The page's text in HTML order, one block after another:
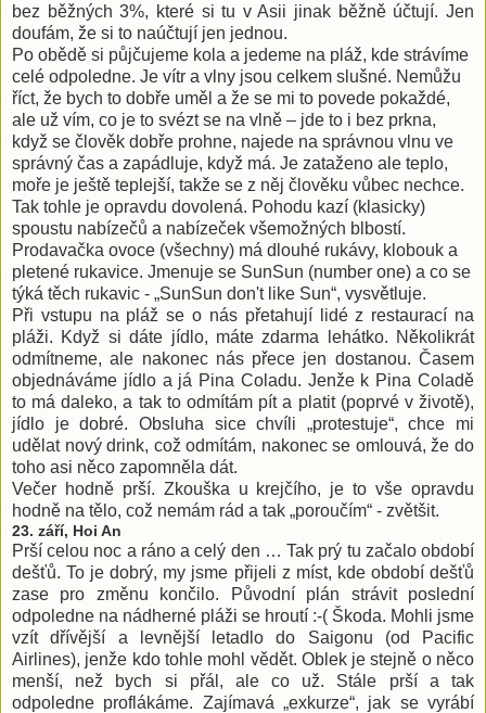
bez běžných 3%, které si tu v Asii jinak běžně účtují. Jen
doufám, že si to naúčtují jen jednou.
Po obědě si půjčujeme kola a jedeme na pláž, kde strávíme
celé odpoledne. Je vítr a vlny jsou celkem slušné. Nemůžu
říct, že bych to dobře uměl a že se mi to povede pokaždé,
ale už vím, co je to svézt se na vlně – jde to i bez prkna,
když se člověk dobře prohne, najede na správnou vlnu ve
správný čas a zapádluje, když má. Je zataženo ale teplo,
moře je ještě teplejší, takže se z něj člověku vůbec nechce.
Tak tohle je opravdu dovolená. Pohodu kazí (klasicky)
spoustu nabízečů a nabízeček všemožných blbostí.
Prodavačka ovoce (všechny) má dlouhé rukávy, klobouk a
pletené rukavice. Jmenuje se SunSun (number one) a co se
týká těch rukavic - „SunSun don't like Sun“, vysvětluje.
Při vstupu na pláž se o nás přetahují lidé z restaurací na
pláži. Když si dáte jídlo, máte zdarma lehátko. Několikrát
odmítneme, ale nakonec nás přece jen dostanou. Časem
objednáváme jídlo a já Pina Coladu. Jenže k Pina Coladě
to má daleko, a tak to odmítám pít a platit (poprvé v životě),
jídlo je dobré. Obsluha sice chvíli „protestuje“, chce mi
udělat nový drink, což odmítám, nakonec se omlouvá, že do
toho asi něco zapomněla dát.
Večer hodně prší. Zkouška u krejčího, je to vše opravdu
hodně na tělo, což nemám rád a tak „poroučím“ - zvětšit.
23. září, Hoi An
Prší celou noc a ráno a celý den … Tak prý tu začalo období
dešťů. To je dobrý, my jsme přijeli z míst, kde období dešťů
zase pro změnu končilo. Původní plán strávit poslední
odpoledne na nádherné pláži se hroutí :-( Škoda. Mohli jsme
vzít dřívější a levnější letadlo do Saigonu (od Pacific
Airlines), jenže kdo tohle mohl vědět. Oblek je stejně o něco
menší, než bych si přál, ale co už. Stále prší a tak
odpoledne proflákáme. Zajímavá „exkurze“, jak se vyrábí